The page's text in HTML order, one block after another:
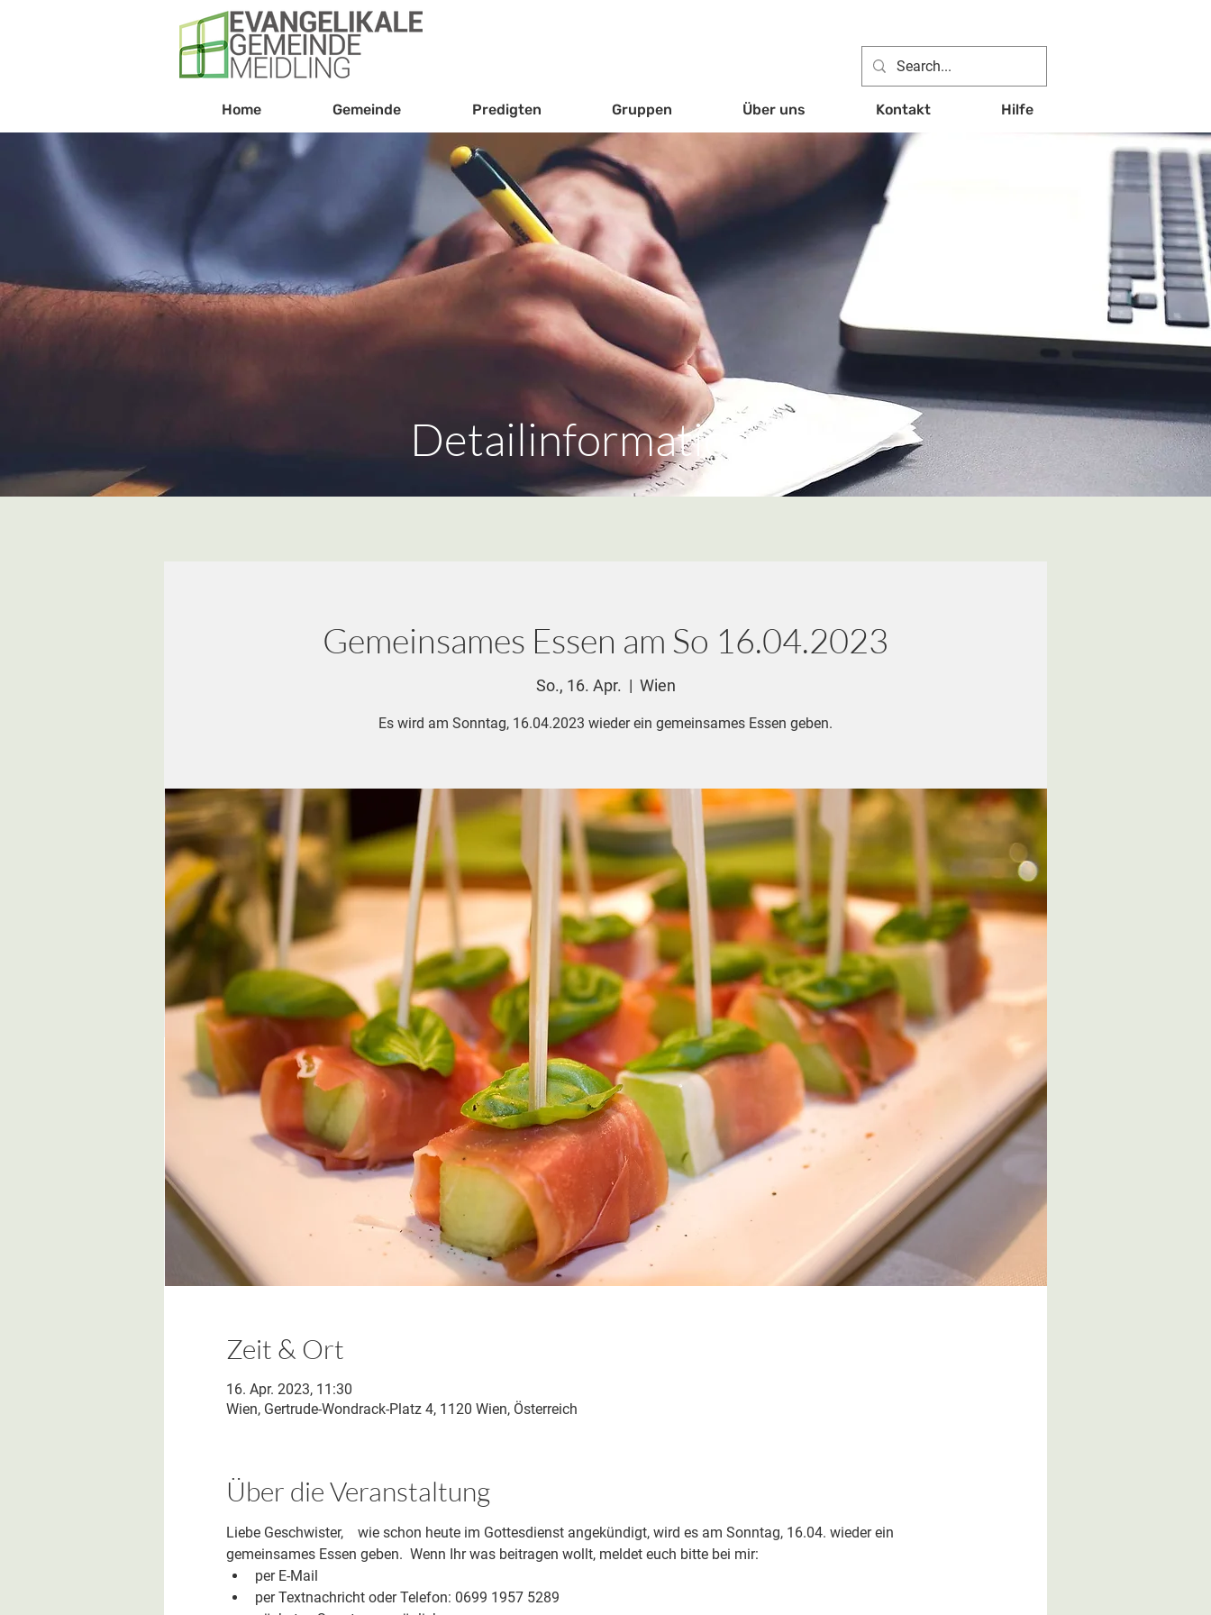
Home Gemeinde Predigten Gruppen Über uns Kontakt Hilfe
Detailinformationen
Gemeinsames Essen am So 16.04.2023
So., 16. Apr.
  |
Wien
Es wird am Sonntag, 16.04.2023 wieder ein gemeinsames Essen geben.
Zeit & Ort
16. Apr. 2023, 11:30
Wien, Gertrude-Wondrack-Platz 4, 1120 Wien, Österreich
Über die Veranstaltung
Liebe Geschwister,    wie schon heute im Gottesdienst angekündigt, wird es am Sonntag, 16.04. wieder ein
gemeinsames Essen geben.  Wenn Ihr was beitragen wollt, meldet euch bitte bei mir:
per E-Mail
per Textnachricht oder Telefon: 0699 1957 5289